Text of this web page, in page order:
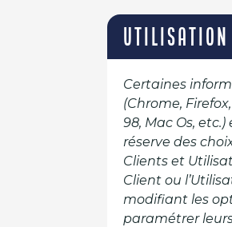
UTILISATION
Certaines
(Chrome,
98, Mac Os,
réserve des
Clients et
Client ou
modifiant les
paramétrer